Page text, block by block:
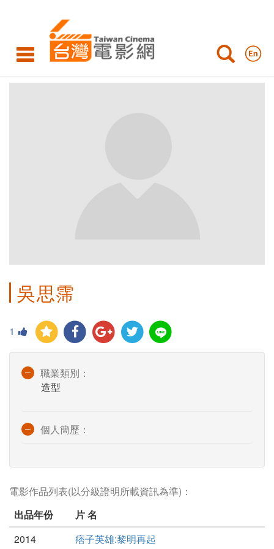
吳思霈
1
職業類別：
造型
個人簡歷：
電影作品列表(以分級證明所載資訊為準)：
出品年份
片 名
2014
痞子英雄:黎明再起